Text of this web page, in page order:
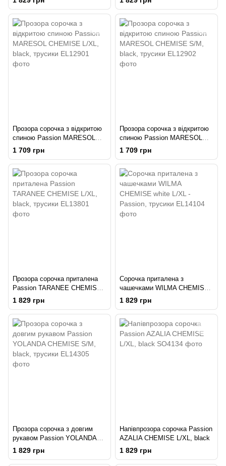
Прозора сорочка з відкритою
спиною Passion MARESOL
CHEMISE L/XL, black, трусики
1 709 грн
Прозора сорочка з відкритою
спиною Passion MARESOL
CHEMISE S/M, black, трусики
1 709 грн
Прозора сорочка приталена
Passion TARANEE CHEMISE
L/XL, black, трусики
1 829 грн
Сорочка приталена з
чашечками WILMA CHEMISE
white L/XL - Passion, трусики
1 829 грн
Прозора сорочка з довгим
рукавом Passion YOLANDA
CHEMISE S/M, black, трусики
1 829 грн
Напівпрозора сорочка Passion
AZALIA CHEMISE L/XL, black
1 829 грн